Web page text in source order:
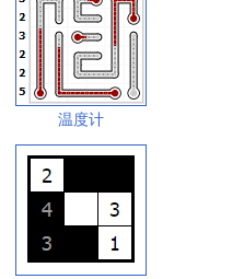
温度计